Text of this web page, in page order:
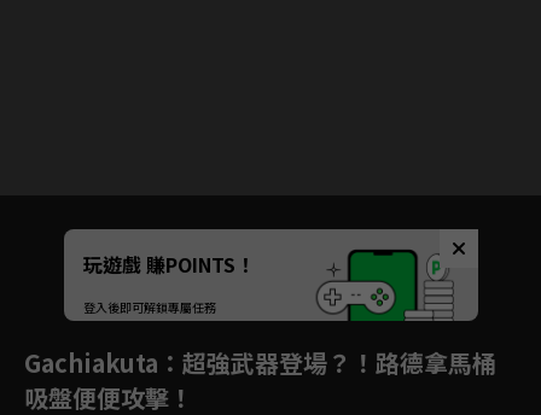
Unmute
玩遊戲 賺POINTS！
登入後即可解鎖專屬任務
Gachiakuta ：超強武器登場？！路德拿馬桶
吸盤便便攻擊！